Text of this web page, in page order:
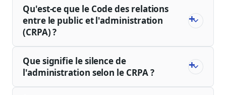
Qu'est-ce que le Code des relations
entre le public et l'administration
(CRPA) ?
Que signifie le silence de
l'administration selon le CRPA ?